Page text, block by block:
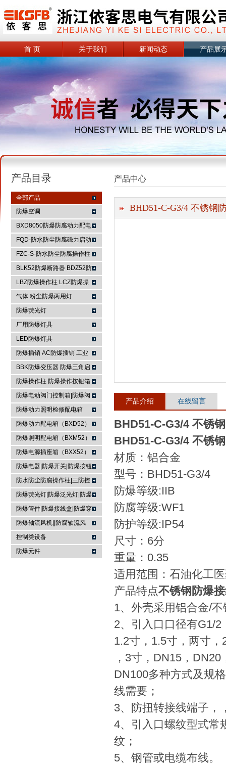
浙江依客思电气有限公司
首 页 关于我们 新闻动态 产品展
产品目录
全部产品
防爆空调
BXD8050防爆防腐动力配电
箱
FQD-防水防尘防腐磁力启动
器
FZC-S-防水防尘防腐操作柱
FXK-S防水防尘防腐控制箱
BLK52防爆断路器 BDZ52防
爆断路器
LBZ防爆操作柱 LCZ防爆操
作柱
气体 粉尘防爆两用灯
防爆荧光灯
厂用防爆灯具
LED防爆灯具
防爆插销 AC防爆插销 工业
插座 防爆防腐插销装置
BBK防爆变压器 防爆三角启
动器 防爆控制箱
防爆操作柱 防爆操作按钮箱
防爆主令控制器
防爆电动阀门控制箱|防爆阀
门箱
防爆动力照明检修配电箱
防爆动力配电箱（BXD52）
防爆照明配电箱（BXM52）
防爆电源插座箱（BXX52）
防爆电器|防爆开关|防爆按钮
防水防尘防腐操作柱|三防控
制箱|
防爆荧光灯|防爆泛光灯|防爆
投光灯▏防爆应急灯
防爆管件|防爆接线盒|防爆穿
线盒|防爆活接头|防爆挠性管
防爆轴流风机||防腐轴流风
机|防爆排风扇
控制类设备
防爆元件
产品中心
BHD51-C-G3/4 不锈钢
产品介绍 在线留言
BHD51-C-G3/4 不锈
BHD51-C-G3/4 不锈
材质：铝合金
型号：BHD51-G3/4
防爆等级:IIB
防腐等级:WF1
防护等级:IP54
尺寸：6分
重量：0.35
适用范围：石油化工
产品特点不锈钢防爆
1、外壳采用铝合金/
2、引入口口径有G1/2
1.2寸，1.5寸，两寸，
，3寸，DN15，
DN100多种方式及规
线需要；
3、防扭转接线端子，
4、引入口螺纹型式常
纹；
5、钢管或电缆布线。